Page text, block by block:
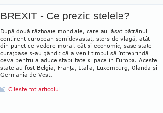
BREXIT - Ce prezic stelele?
După două războaie mondiale, care au lăsat bă­trânul
continent european semidevastat, stors de vla­gă, atât
din punct de vedere moral, cât şi eco­nomic, şase state
curajoase s-au gândit că a venit timpul să întreprindă
ceva pentru a aduce stabilitate şi pace în Europa. Aceste
state au fost Belgia, Fran­ţa, Italia, Luxemburg, Olanda şi
Germania de Vest.
Citeste tot articolul